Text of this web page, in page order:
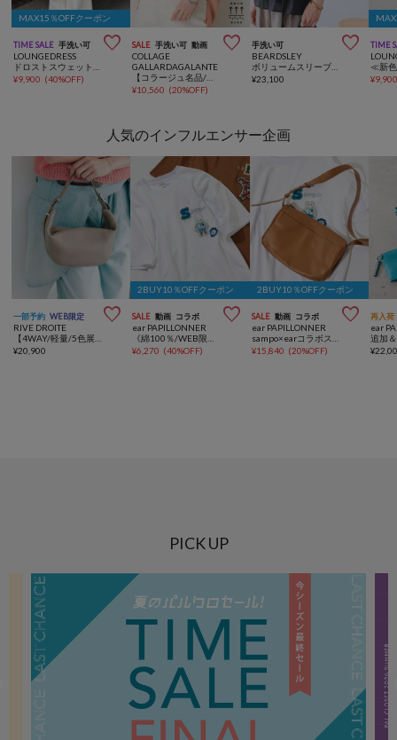
MAX15％OFFクーポン
TIME SALE 手洗い可 
LOUNGEDRESS
¥9,900 (40%OFF)
SALE 手洗い可 動画 
COLLAGE
GALLARDAGALANTE
¥10,560 (20%OFF)
手洗い可 
BEARDSLEY
ボリュームスリーブメッシュプルオーバー
¥23,100
TIME
¥
人気のインフルエンサー企画
一部予約 WEB限定 
RIVE DROITE
¥20,900
2BUY10％OFFクーポン
SALE 動画 コラボ 
ear PAPILLONNER
¥6,270 (40%OFF)
2BUY10％OFFクーポン
SALE 動画 コラボ 
ear PAPILLONNER
¥15,840 (20%OFF)
再入荷
ear
¥
PICK UP